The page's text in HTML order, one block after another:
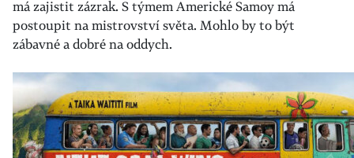
má zajistit zázrak. S týmem Americké Samoy má
postoupit na mistrovství světa. Mohlo by to být
zábavné a dobré na oddych.